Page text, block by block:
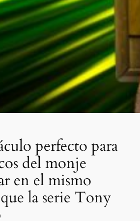
perfecto para
del monje
en el mismo
la serie Tony